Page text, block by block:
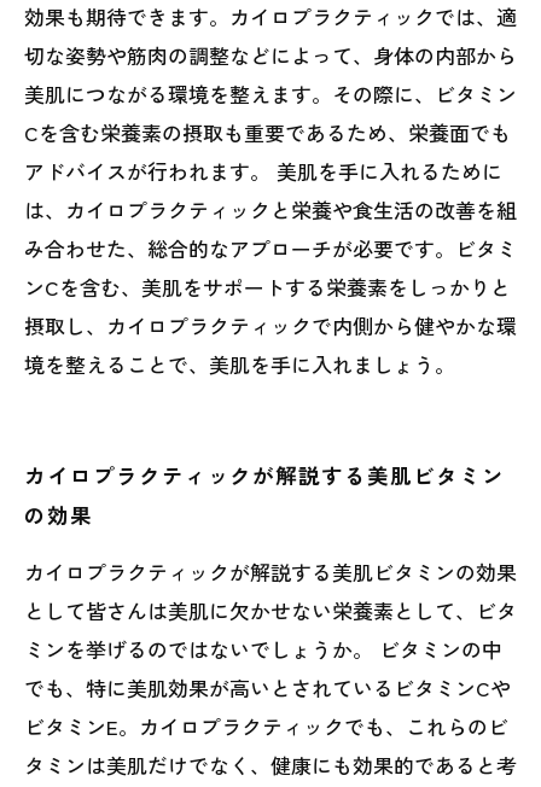
効果も期待できます。カイロプラクティックでは、適
切な姿勢や筋肉の調整などによって、身体の内部から
美肌につながる環境を整えます。その際に、ビタミン
Cを含む栄養素の摂取も重要であるため、栄養面でも
アドバイスが行われます。 美肌を手に入れるために
は、カイロプラクティックと栄養や食生活の改善を組
み合わせた、総合的なアプローチが必要です。ビタミ
ンCを含む、美肌をサポートする栄養素をしっかりと
摂取し、カイロプラクティックで内側から健やかな環
境を整えることで、美肌を手に入れましょう。
カイロプラクティックが解説する美肌ビタミン
の効果
カイロプラクティックが解説する美肌ビタミンの効果
として皆さんは美肌に欠かせない栄養素として、ビタ
ミンを挙げるのではないでしょうか。 ビタミンの中
でも、特に美肌効果が高いとされているビタミンCや
ビタミンE。カイロプラクティックでも、これらのビ
タミンは美肌だけでなく、健康にも効果的であると考